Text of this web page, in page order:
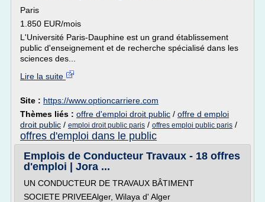
Paris
1.850 EUR/mois
L'Université Paris-Dauphine est un grand établissement
public d'enseignement et de recherche spécialisé dans les
sciences des...
Lire la suite
Site : https://www.optioncarriere.com
Thèmes liés : offre d'emploi droit public / offre d emploi
droit public / emploi droit public paris / offres emploi public paris /
offres d'emploi dans le public
Emplois de Conducteur Travaux - 18 offres
d'emploi | Jora ...
UN CONDUCTEUR DE TRAVAUX BÂTIMENT
SOCIETE PRIVEEAlger, Wilaya d' Alger